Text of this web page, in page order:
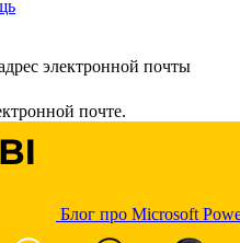
электронной почты
почте.
Блог про Microsoft